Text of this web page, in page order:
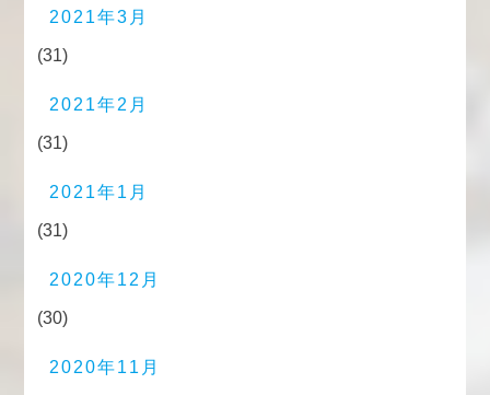
2021年3月
(31)
2021年2月
(31)
2021年1月
(31)
2020年12月
(30)
2020年11月